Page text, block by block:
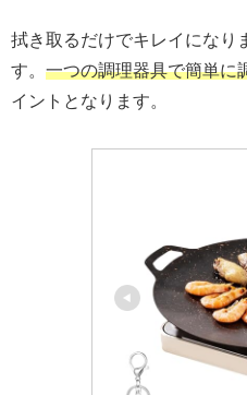
拭き取るだけでキレイになり
す。 一つの調理器具で簡単に
イントとなります。